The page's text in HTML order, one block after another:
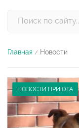
Главная / Новости
НОВОСТИ ПРИЮТА